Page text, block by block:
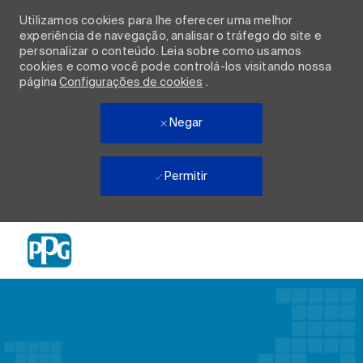
Utilizamos cookies para lhe oferecer uma melhor
experiência de navegação, analisar o tráfego do site e
personalizar o conteúdo. Leia sobre como usamos
cookies e como você pode controlá-los visitando nossa
páginaConfigurações de cookies .
Negar
Permitir